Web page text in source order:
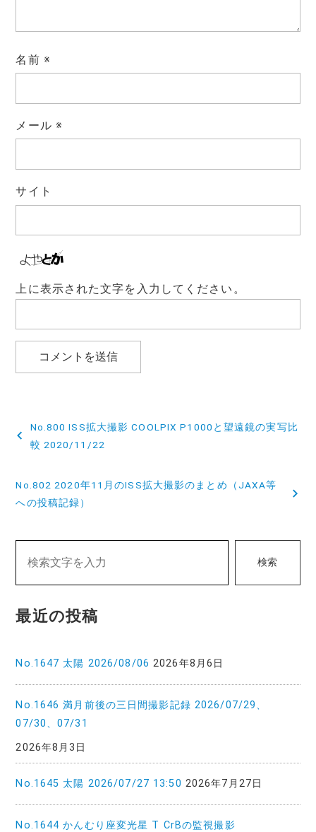
名前 ※
メール ※
サイト
上に表示された文字を入力してください。
稿
ビ
ン
No.800 ISS拡大撮影 COOLPIX P1000と望遠鏡の実写比
較 2020/11/22
No.802 2020年11月のISS拡大撮影のまとめ（JAXA等
への投稿記録）
検索
最近の投稿
No.1647 太陽 2026/08/06 2026年8月6日
No.1646 満月前後の三日間撮影記録 2026/07/29、
07/30、07/31
2026年8月3日
No.1645 太陽 2026/07/27 13:50 2026年7月27日
No.1644 かんむり座変光星 T CrBの監視撮影